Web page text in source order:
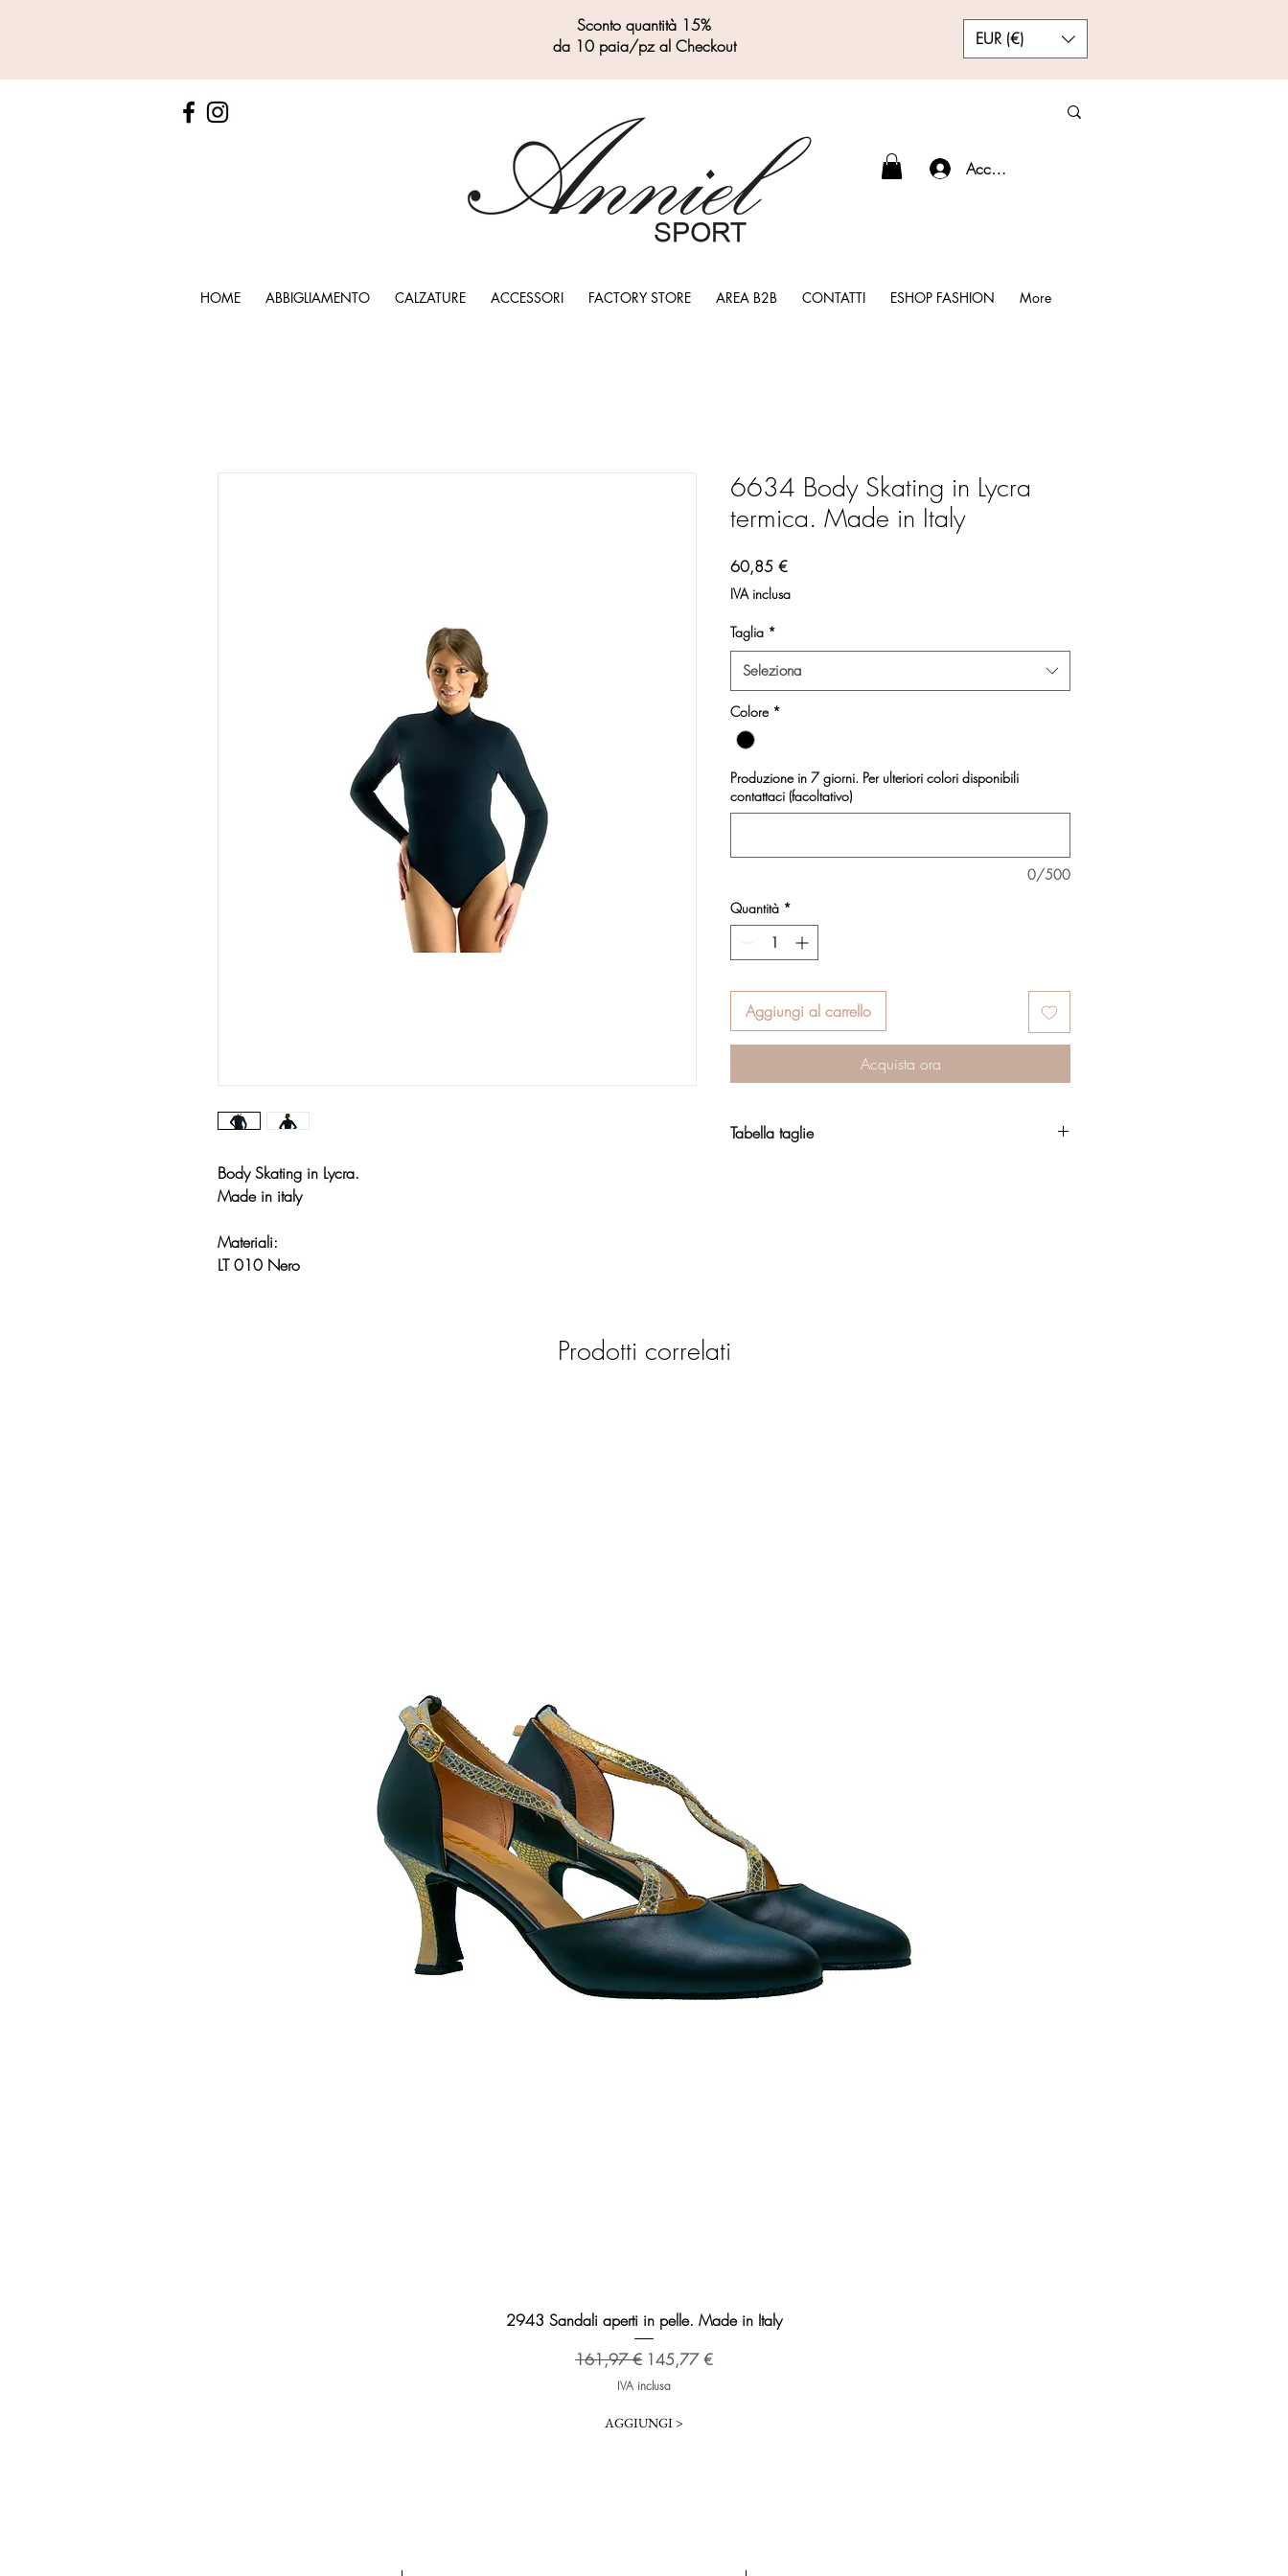
Sconto quantità 15%
da 10 paia/pz al Checkout
EUR (€)
Accedi
HOME ABBIGLIAMENTO CALZATURE ACCESSORI FACTORY STORE AREA B2B CONTATTI ESHOP FASHION More
Body Skating in Lycra.
Made in italy
Materiali:
LT 010 Nero
6634 Body Skating in Lycra
termica. Made in Italy
60,85 €Prezzo
IVA inclusa
Taglia *
Seleziona
Colore *
Produzione in 7 giorni. Per ulteriori colori disponibili
contattaci (facoltativo)
0/500
Quantità *
Aggiungi al carrello
Acquista ora
Tabella taglie
Prodotti correlati
Vista rapida
2943 Sandali aperti in pelle. Made in Italy
Prezzo regolare
161,97 € Prezzo scontato
145,77 €
IVA inclusa
AGGIUNGI >